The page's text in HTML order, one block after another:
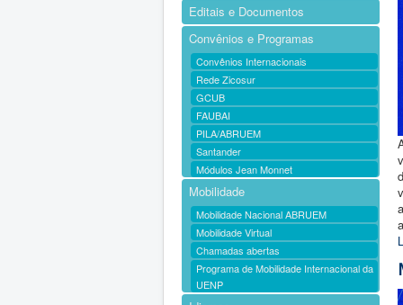
Editais e Documentos
Convênios e Programas
Convênios Internacionais
Rede Zicosur
GCUB
FAUBAI
PILA/ABRUEM
Santander
Módulos Jean Monnet
Mobilidade
Mobilidade Nacional ABRUEM
Mobilidade Virtual
Chamadas abertas
Programa de Mobilidade Internacional da
UENP